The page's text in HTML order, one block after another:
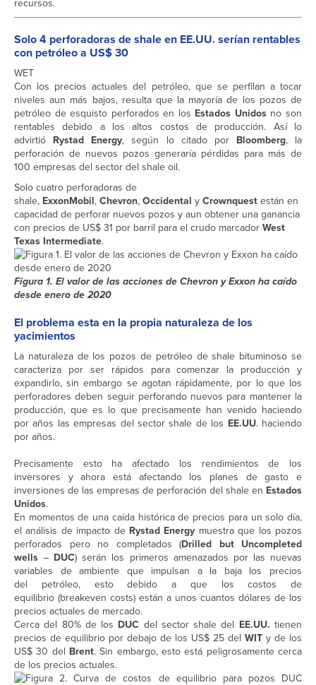
recursos.
Solo 4 perforadoras de shale en EE.UU. serían rentables
con petróleo a US$ 30
WET
Con los precios actuales del petróleo, que se perfilan a tocar
niveles aun más bajos, resulta que la mayoría de los pozos de
petróleo de esquisto perforados en los Estados Unidosno son
rentables debido a los altos costos de producción. Así lo
advirtió Rystad Energy, según lo citado por Bloomberg, la
perforación de nuevos pozos generaría pérdidas para más de
100 empresas del sector del shale oil.
Solo cuatro perforadoras de
shale, ExxonMobil, Chevron, Occidental y Crownquest están en
capacidad de perforar nuevos pozos y aun obtener una ganancia
con precios de US$ 31 por barril para el crudo marcador West
Texas Intermediate.
Figura 1. El valor de las acciones de Chevron y Exxon ha caído
desde enero de 2020
El problema esta en la propia naturaleza de los
yacimientos
La naturaleza de los pozos de petróleo de shale bituminoso se
caracteriza por ser rápidos para comenzar la producción y
expandirlo, sin embargo se agotan rápidamente, por lo que los
perforadores deben seguir perforando nuevos para mantener la
producción, que es lo que precisamente han venido haciendo
por años las empresas del sector shale de los EE.UU. haciendo
por años.
Precisamente esto ha afectado los rendimientos de los
inversores y ahora está afectando los planes de gasto e
inversiones de las empresas de perforación del shale en Estados
Unidos.
En momentos de una caída histórica de precios para un solo día,
el análisis de impacto de Rystad Energy muestra que los pozos
perforados pero no completados (Drilled but Uncompleted
wells – DUC) serán los primeros amenazados por las nuevas
variables de ambiente que impulsan a la baja los precios
del petróleo, esto debido a que los costos de
equilibrio (breakeven costs) están a unos cuantos dólares de los
precios actuales de mercado.
Cerca del 80% de los DUC del sector shale del EE.UU. tienen
precios de equilibrio por debajo de los US$ 25 del WIT y de los
US$ 30 del Brent. Sin embargo, esto está peligrosamente cerca
de los precios actuales.